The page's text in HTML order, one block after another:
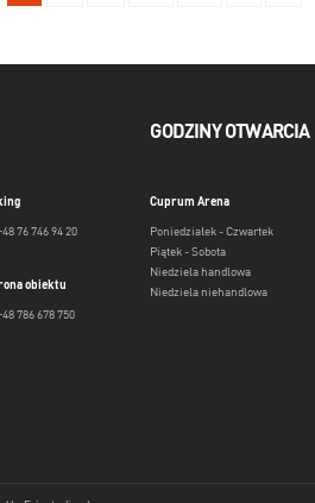
76 746 94 20
obiektu
786 678 750
GODZINY OTWARCIA
Cuprum Arena
Poniedziałek - Czwartek
Piątek - Sobota
Niedziela handlowa
Niedziela niehandlowa